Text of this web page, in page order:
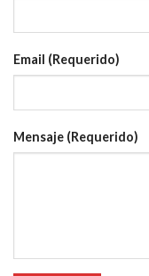
Email (Requerido)
Mensaje (Requerido)